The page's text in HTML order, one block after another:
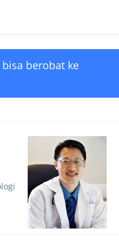
berobat ke